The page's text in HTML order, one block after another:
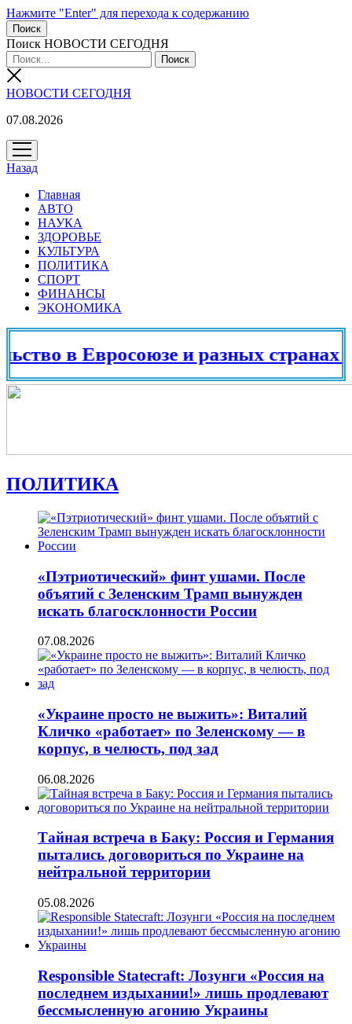
Нажмите "Enter" для перехода к содержанию
Поиск
Поиск НОВОСТИ СЕГОДНЯ
НОВОСТИ СЕГОДНЯ
07.08.2026
открыть
меню
Назад
Главная
АВТО
НАУКА
ЗДОРОВЬЕ
КУЛЬТУРА
ПОЛИТИКА
СПОРТ
ФИНАНСЫ
ЭКОНОМИКА
и разных странах мира в
ПОЛИТИКА
«Пэтриотический» финт ушами. После
объятий с Зеленским Трамп вынужден
искать благосклонности России
07.08.2026
«Украине просто не выжить»: Виталий
Кличко «работает» по Зеленскому — в
корпус, в челюсть, под зад
06.08.2026
Тайная встреча в Баку: Россия и Германия
пытались договориться по Украине на
нейтральной территории
05.08.2026
Responsible Statecraft: Лозунги «Россия на
последнем издыхании!» лишь продлевают
бессмысленную агонию Украины